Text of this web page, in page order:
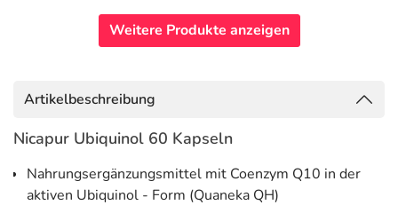
Weitere Produkte anzeigen
Artikelbeschreibung
Nicapur Ubiquinol 60 Kapseln
Nahrungsergänzungsmittel mit Coenzym Q10 in der
aktiven Ubiquinol - Form (Quaneka QH)